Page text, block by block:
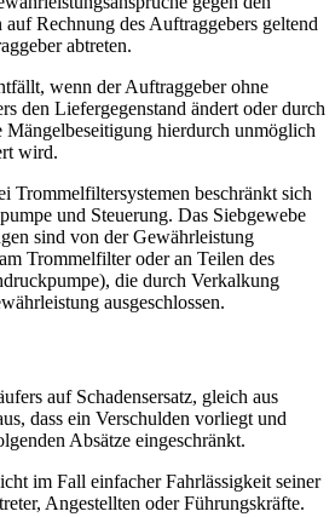
Rechnung des Auftraggebers geltend
abtreten.
wenn der Auftraggeber ohne
den Liefergegenstand ändert oder durch
Mängelbeseitigung hierdurch unmöglich
wird.
Trommelfiltersystemen beschränkt sich
und Steuerung. Das Siebgewebe
sind von der Gewährleistung
Trommelfilter oder an Teilen des
die durch Verkalkung
ausgeschlossen.
auf Schadensersatz, gleich aus
dass ein Verschulden vorliegt und
Absätze eingeschränkt.
im Fall einfacher Fahrlässigkeit seiner
Angestellten oder Führungskräfte.